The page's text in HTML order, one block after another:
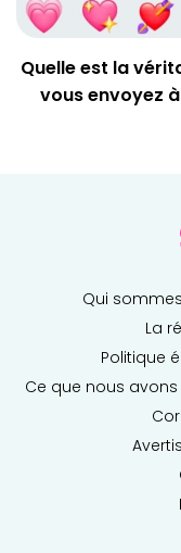
Quelle est la
vous envoyez
Qui
La
Politique
Ce que nous